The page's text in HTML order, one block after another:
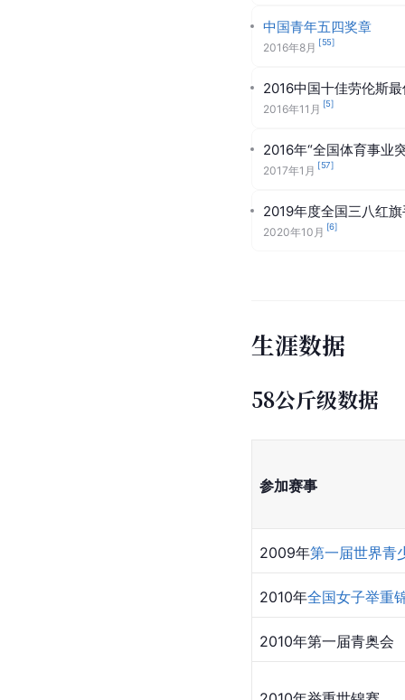
中国青年五四奖章
2016年8月 [55]
2016中国十佳劳伦斯
2016年11月 [5]
2016年“全国体育事业
2017年1月 [57]
2019年度全国三八红
2020年10月 [6]
生涯数据
58公斤级数据
参加赛事
2009年第一届世界青
2010年全国女子举重
2010年第一届青奥会